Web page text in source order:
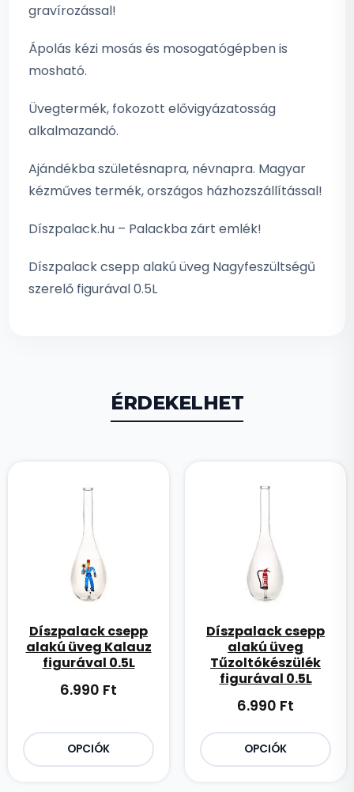
gravírozással!
Ápolás kézi mosás és mosogatógépben is
mosható.
Üvegtermék, fokozott elővigyázatosság
alkalmazandó.
Ajándékba születésnapra, névnapra. Magyar
kézműves termék, országos házhozszállítással!
Díszpalack.hu – Palackba zárt emlék!
Díszpalack csepp alakú üveg Nagyfeszültségű
szerelő figurával 0.5L
ÉRDEKELHET
Díszpalack csepp
alakú üveg Kalauz
figurával 0.5L
6.990 Ft
OPCIÓK
Díszpalack csepp
alakú üveg
Tűzoltókészülék
figurával 0.5L
6.990 Ft
OPCIÓK